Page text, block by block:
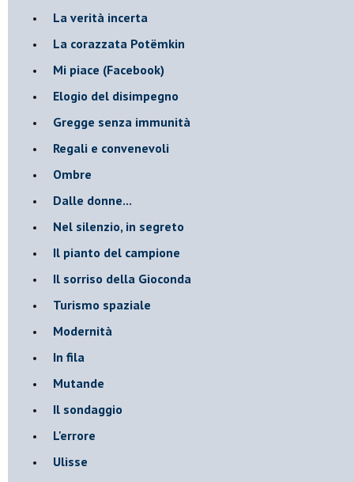
La verità incerta
La corazzata Potëmkin
Mi piace (Facebook)
Elogio del disimpegno
Gregge senza immunità
Regali e convenevoli
Ombre
Dalle donne...
Nel silenzio, in segreto
Il pianto del campione
Il sorriso della Gioconda
Turismo spaziale
Modernità
In fila
Mutande
Il sondaggio
L'errore
Ulisse